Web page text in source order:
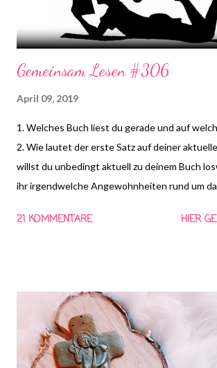
Gemeinsam Lesen #306
April 09, 2019
1. Welches Buch liest du gerade und auf
2. Wie lautet der erste Satz auf deiner
willst du unbedingt aktuell zu deinem Buch
ihr irgendwelche Angewohnheiten rund um
angefangen habt?Wenn ja, welche? *HIER*
Steffi & Nadja von Schlunzen-Bücher
darf jeder wann immer er Lust und Zeit dazu
dürfen auch nach Dienstag noch
benutzt bei einer Teilnahme das Gemeinsam-
21 KOMMENTARE HIER